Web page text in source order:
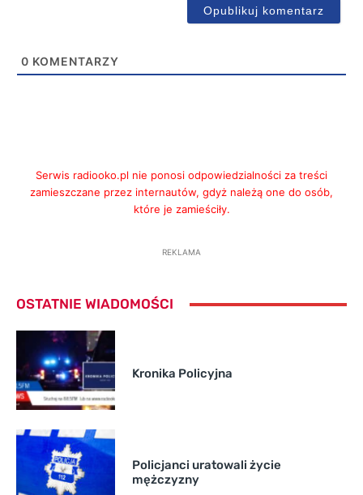
0 KOMENTARZY
Serwis radiooko.pl nie ponosi odpowiedzialności za treści
zamieszczane przez internautów, gdyż należą one do osób,
które je zamieściły.
REKLAMA
OSTATNIE WIADOMOŚCI
Kronika Policyjna
Policjanci uratowali życie
mężczyzny